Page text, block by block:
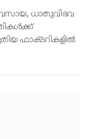
ധാതുവിഭവ
ഫാക്ടറികളില്‍